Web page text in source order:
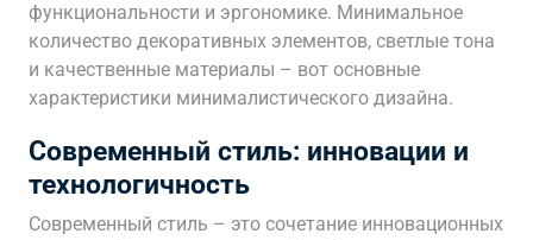
функциональности и эргономике. Минимальное
количество декоративных элементов, светлые тона
и качественные материалы – вот основные
характеристики минималистического дизайна.
Современный стиль: инновации и
технологичность
Современный стиль – это сочетание инновационных